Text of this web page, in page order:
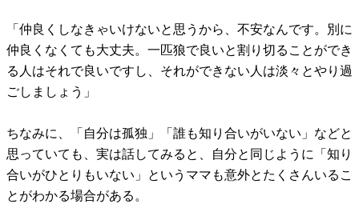
「仲良くしなきゃいけないと思うから、不安なんです。別に
仲良くなくても大丈夫。一匹狼で良いと割り切ることができ
る人はそれで良いですし、それができない人は淡々とやり過
ごしましょう」
ちなみに、「自分は孤独」「誰も知り合いがいない」などと
思っていても、実は話してみると、自分と同じように「知り
合いがひとりもいない」というママも意外とたくさんいるこ
とがわかる場合がある。